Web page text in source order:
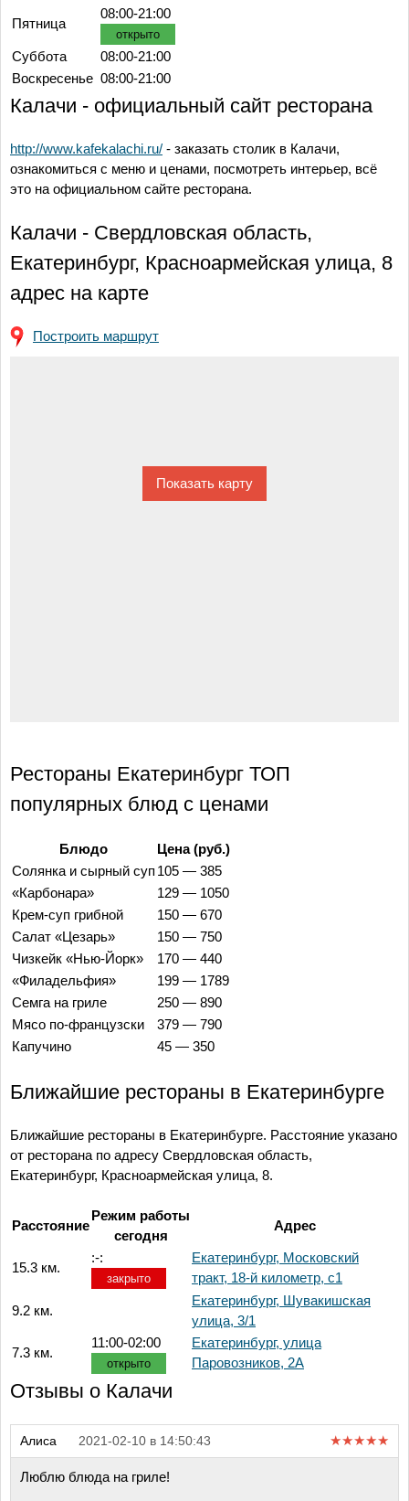
Пятница
08:00-21:00
открыто
Суббота
08:00-21:00
Воскресенье 08:00-21:00
Калачи - официальный сайт ресторана
http://www.kafekalachi.ru/ - заказать столик в Калачи,
ознакомиться с меню и ценами, посмотреть интерьер, всё
это на официальном сайте ресторана.
Калачи - Свердловская область,
Екатеринбург, Красноармейская улица, 8
адрес на карте
Построить маршрут
Рестораны Екатеринбург ТОП
популярных блюд с ценами
Блюдо
Цена (руб.)
Солянка и сырный суп 105 — 385
«Карбонара»
129 — 1050
Крем-суп грибной
150 — 670
Салат «Цезарь»
150 — 750
Чизкейк «Нью-Йорк»
170 — 440
«Филадельфия»
199 — 1789
Семга на гриле
250 — 890
Мясо по-французски
379 — 790
Капучино
45 — 350
Ближайшие рестораны в Екатеринбурге
Ближайшие рестораны в Екатеринбурге. Расстояние указано
от ресторана по адресу Свердловская область,
Екатеринбург, Красноармейская улица, 8.
Расстояние
Режим работы
сегодня
Адрес
15.3 км.
:-:
закрыто
Екатеринбург, Московский
тракт, 18-й километр, с1
9.2 км.
Екатеринбург, Шувакишская
улица, 3/1
7.3 км.
11:00-02:00
открыто
Екатеринбург, улица
Паровозников, 2А
Отзывы о Калачи
Алиса 2021-02-10 в 14:50:43
Люблю блюда на гриле!